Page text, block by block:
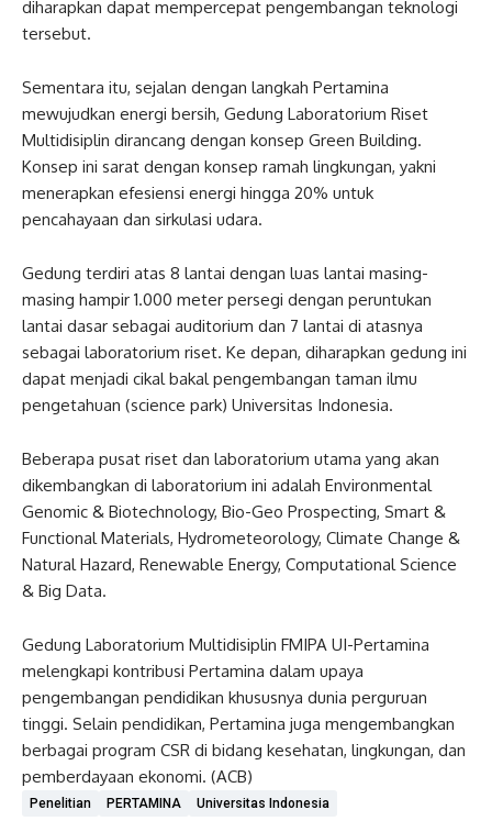
diharapkan dapat mempercepat pengembangan teknologi
tersebut.
Sementara itu, sejalan dengan langkah Pertamina
mewujudkan energi bersih, Gedung Laboratorium Riset
Multidisiplin dirancang dengan konsep Green Building.
Konsep ini sarat dengan konsep ramah lingkungan, yakni
menerapkan efesiensi energi hingga 20% untuk
pencahayaan dan sirkulasi udara.
Gedung terdiri atas 8 lantai dengan luas lantai masing-
masing hampir 1.000 meter persegi dengan peruntukan
lantai dasar sebagai auditorium dan 7 lantai di atasnya
sebagai laboratorium riset. Ke depan, diharapkan gedung ini
dapat menjadi cikal bakal pengembangan taman ilmu
pengetahuan (science park) Universitas Indonesia.
Beberapa pusat riset dan laboratorium utama yang akan
dikembangkan di laboratorium ini adalah Environmental
Genomic & Biotechnology, Bio-Geo Prospecting, Smart &
Functional Materials, Hydrometeorology, Climate Change &
Natural Hazard, Renewable Energy, Computational Science
& Big Data.
Gedung Laboratorium Multidisiplin FMIPA UI-Pertamina
melengkapi kontribusi Pertamina dalam upaya
pengembangan pendidikan khususnya dunia perguruan
tinggi. Selain pendidikan, Pertamina juga mengembangkan
berbagai program CSR di bidang kesehatan, lingkungan, dan
pemberdayaan ekonomi. (ACB)
Penelitian PERTAMINA Universitas Indonesia